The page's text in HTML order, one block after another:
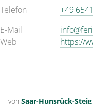
Telefon
+49
E-Mail
Web
https://
von Saar-Hunsrück-Steig